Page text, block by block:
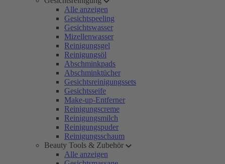
Alle anzeigen
Gesichtspeeling
Gesichtswasser
Mizellenwasser
Reinigungsgel
Reinigungsöl
Abschminkpads
Abschminktücher
Gesichtsreinigungssets
Gesichtsseife
Make-up-Entferner
Reinigungscreme
Reinigungsmilch
Reinigungspuder
Reinigungsschaum
Beauty Tools & Zubehör
Alle anzeigen